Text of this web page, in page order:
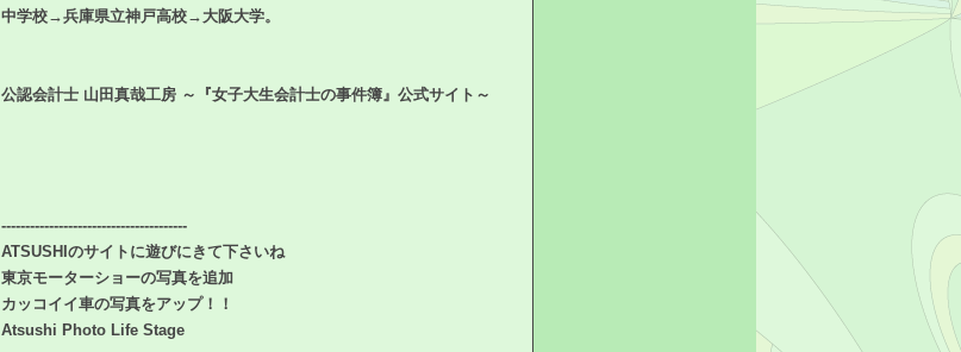
中学校→兵庫県立神戸高校→大阪大学。
公認会計士 山田真哉工房 ～『女子大生会計士の事件簿』公式サイト～
---------------------------------------
ATSUSHIのサイトに遊びにきて下さいね
東京モーターショーの写真を追加
カッコイイ車の写真をアップ！！
Atsushi Photo Life Stage